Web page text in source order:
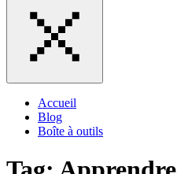
Accueil
Blog
Boîte à outils